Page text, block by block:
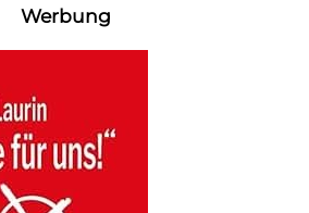
Werbung